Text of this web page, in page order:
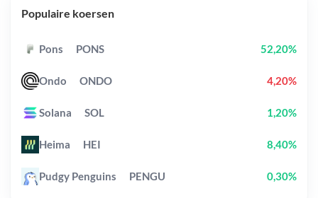
Populaire koersen
Pons PONS 52,20%
Ondo ONDO 4,20%
Solana SOL 1,20%
Heima HEI 8,40%
Pudgy Penguins PENGU 0,30%